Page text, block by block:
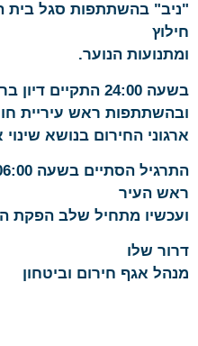
"ניב" בהשתתפות סגל בית
חילוץ
ומתנועות הנוער.
בשעה 24:00
ובהשתתפות ראש עיריית
ארגוני החירום בנושא
ראש העיר
ועכשיו מתחיל שלב
דרור שלו
מנהל אגף חירום וביטחון